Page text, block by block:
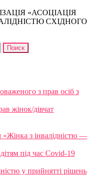
«АСОЦІАЦІЯ
СХІДНОГО
з прав осіб з
жінок/дівчат
з інвалідністю —
під час Covid-19
у прийнятті рішень